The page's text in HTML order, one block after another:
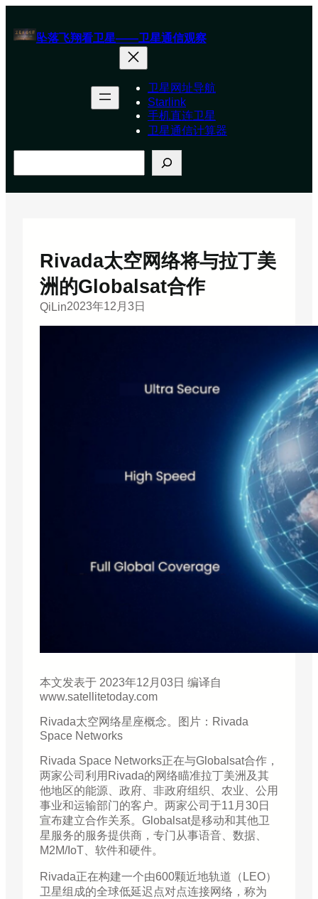
内
坠落飞翔看卫星——卫星通信观察
卫星网址导航
Starlink
手机直连卫星
卫星通信计算器
Rivada太空网络将与拉丁美
洲的Globalsat合作
QiLin2023年12月3日
本文发表于 2023年12月03日 编译自
www.satellitetoday.com
Rivada太空网络星座概念。图片：Rivada
Space Networks
Rivada Space Networks正在与Globalsat合作，
两家公司利用Rivada的网络瞄准拉丁美洲及其
他地区的能源、政府、非政府组织、农业、公用
事业和运输部门的客户。两家公司于11月30日
宣布建立合作关系。Globalsat是移动和其他卫
星服务的服务提供商，专门从事语音、数据、
M2M/IoT、软件和硬件。
Rivada正在构建一个由600颗近地轨道（LEO）
卫星组成的全球低延迟点对点连接网络，称为